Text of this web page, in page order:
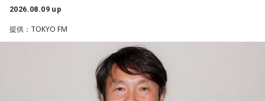
ューから間もなく所属レコード会社がなくなり、「どこへ行
けばいいの？」と途方に暮れたことや、芸名を何度も変えな
がら挑戦を続けてきた日々を振り返る。それでも諦めずに歌
い続けた経験が、45周年記念シングル「露天の花」に込めた
「どんな環境でも花は咲く」「その場所で咲く花がある」と
2026.08.09 up
提供：TOKYO FM